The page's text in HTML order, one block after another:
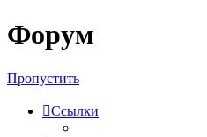
Форум
Пропустить
Ссылки